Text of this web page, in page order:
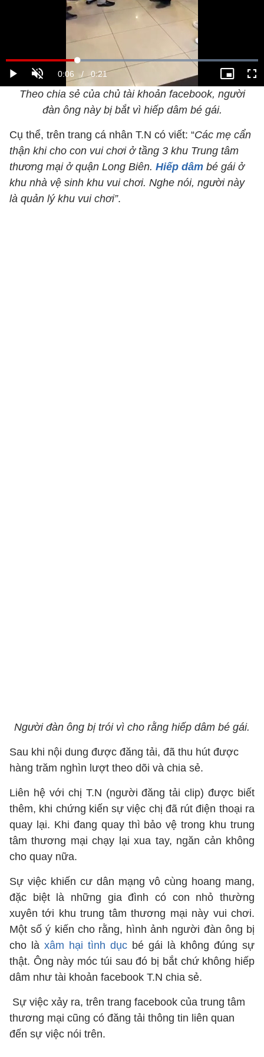
Theo chia sẻ của chủ tài khoản facebook, người
đàn ông này bị bắt vì hiếp dâm bé gái.
Cụ thể, trên trang cá nhân T.N có viết: “Các mẹ cẩn
thận khi cho con vui chơi ở tầng 3 khu Trung tâm
thương mại ở quận Long Biên. Hiếp dâm bé gái ở
khu nhà vệ sinh khu vui chơi. Nghe nói, người này
là quản lý khu vui chơi”.
Người đàn ông bị trói vì cho rằng hiếp dâm bé gái.
Sau khi nội dung được đăng tải, đã thu hút được
hàng trăm nghìn lượt theo dõi và chia sẻ.
Liên hệ với chị T.N (người đăng tải clip) được biết
thêm, khi chứng kiến sự việc chị đã rút điện thoại ra
quay lại. Khi đang quay thì bảo vệ trong khu trung
tâm thương mại chạy lại xua tay, ngăn cản không
cho quay nữa.
Sự việc khiến cư dân mạng vô cùng hoang mang,
đặc biệt là những gia đình có con nhỏ thường
xuyên tới khu trung tâm thương mại này vui chơi.
Một số ý kiến cho rằng, hình ảnh người đàn ông bị
cho là xâm hại tình dục bé gái là không đúng sự
thật. Ông này móc túi sau đó bị bắt chứ không hiếp
dâm như tài khoản facebook T.N chia sẻ.
Sự việc xảy ra, trên trang facebook của trung tâm
thương mại cũng có đăng tải thông tin liên quan
đến sự việc nói trên.